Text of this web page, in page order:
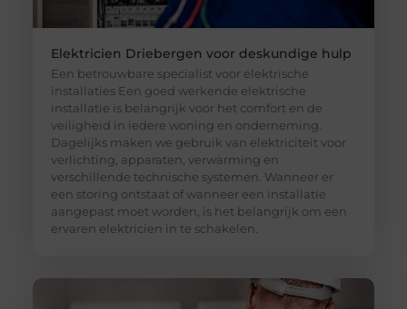
Elektricien Driebergen voor deskundige hulp
Een betrouwbare specialist voor elektrische
installaties Een goed werkende elektrische
installatie is belangrijk voor het comfort en de
veiligheid in iedere woning en onderneming.
Dagelijks maken we gebruik van elektriciteit voor
verlichting, apparaten, verwarming en
verschillende technische systemen. Wanneer er
een storing ontstaat of wanneer een installatie
aangepast moet worden, is het belangrijk om een
ervaren elektricien in te schakelen.